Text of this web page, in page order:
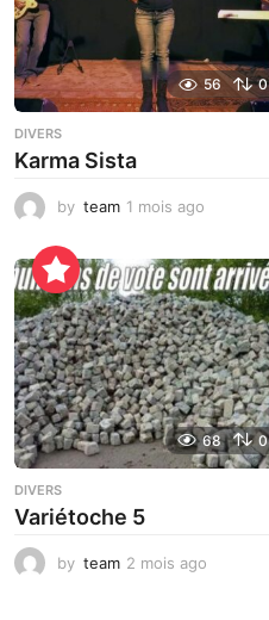
56 0
DIVERS
Karma Sista
by team 1 mois ago
i
s
a
g
o
68 0
DIVERS
Variétoche 5
by team 2 mois ago